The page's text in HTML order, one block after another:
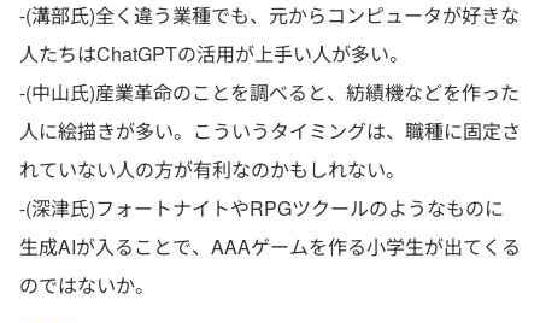
-(溝部氏)全く違う業種でも、元からコンピュータが好きな
人たちはChatGPTの活用が上手い人が多い。
-(中山氏)産業革命のことを調べると、紡績機などを作った
人に絵描きが多い。こういうタイミングは、職種に固定さ
れていない人の方が有利なのかもしれない。
-(深津氏)フォートナイトやRPGツクールのようなものに
生成AIが入ることで、AAAゲームを作る小学生が出てくる
のではないか。